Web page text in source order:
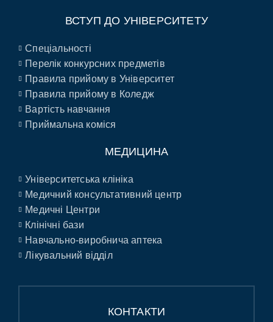
ВСТУП ДО УНІВЕРСИТЕТУ
Спеціальності
Перелік конкурсних предметів
Правила прийому в Університет
Правила прийому в Коледж
Вартість навчання
Приймальна коміся
МЕДИЦИНА
Університетська клініка
Медичний консультативний центр
Медичні Центри
Клінічні бази
Навчально-виробнича аптека
Лікувальний відділ
КОНТАКТИ